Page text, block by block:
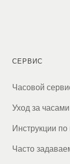
СЕРВИС
Часовой
Уход за часами
Инструкции
Часто